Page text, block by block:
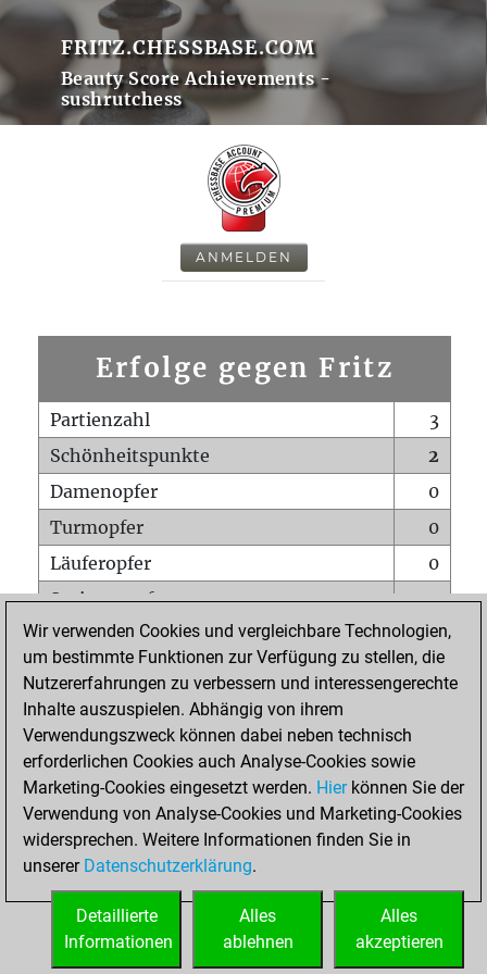
FRITZ.CHESSBASE.COM
Beauty Score Achievements -
sushrutchess
ANMELDEN
Erfolge gegen Fritz
Partienzahl
3
Schönheitspunkte
2
Damenopfer
0
Turmopfer
0
Läuferopfer
0
Springeropfer
0
Bauernopfer
1
Matt auf vollem Brett
0
Bauer setzt Matt
Erstickte Matts
Unterverwandlungen
0
Türme auf der siebten
0
STARTSEITE
Wir verwenden Cookies und vergleichbare Technologien,
um bestimmte Funktionen zur Verfügung zu stellen, die
Nutzererfahrungen zu verbessern und interessengerechte
Inhalte auszuspielen. Abhängig von ihrem
Verwendungszweck können dabei neben technisch
erforderlichen Cookies auch Analyse-Cookies sowie
Marketing-Cookies eingesetzt werden. Hierkönnen Sie der
Verwendung von Analyse-Cookies und Marketing-Cookies
widersprechen. Weitere Informationen finden Sie in
unserer Datenschutzerklärung.
Alles
akzeptieren
Alles
ablehnen
Detaillierte
Informationen